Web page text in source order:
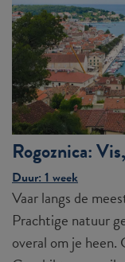
Rogoznica:
Duur: 1 week
Vaar langs de
Prachtige natuur
overal om je